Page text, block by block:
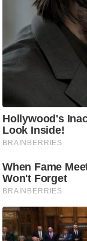
म
सा
म
मा
तृ
भू
मि
स्तं
ए
म